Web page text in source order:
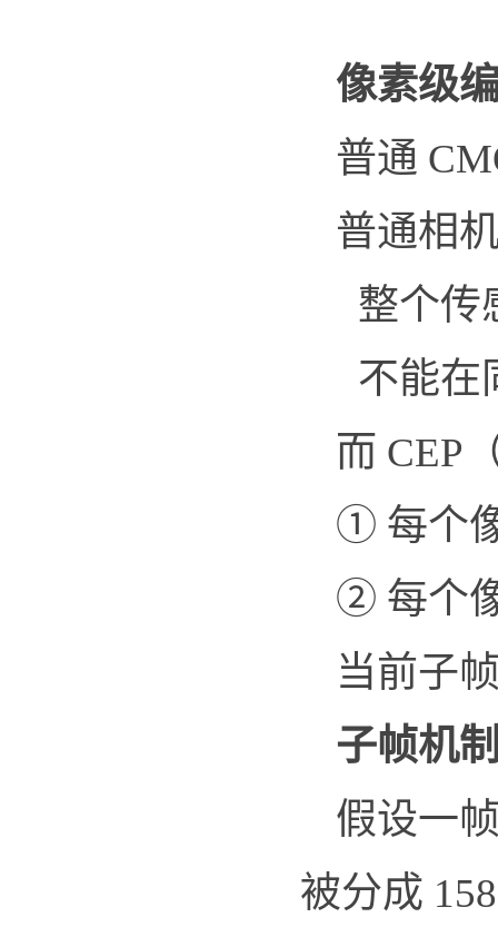
像素级
普通
普通相
整个传
不能在
而 CEP
① 每个
② 每个
当前子
子帧机
假设一
被分成